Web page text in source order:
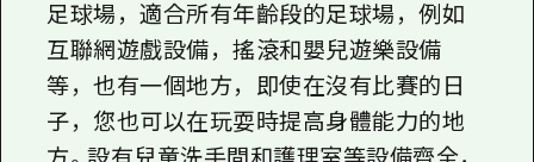
足球場，適合所有年齡段的足球場，例如
互聯網遊戲設備，搖滾和嬰兒遊樂設備
等，也有一個地方，即使在沒有比賽的日
子，您也可以在玩耍時提高身體能力的地